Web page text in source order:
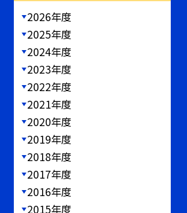
2026年度
2025年度
2024年度
2023年度
2022年度
2021年度
2020年度
2019年度
2018年度
2017年度
2016年度
2015年度